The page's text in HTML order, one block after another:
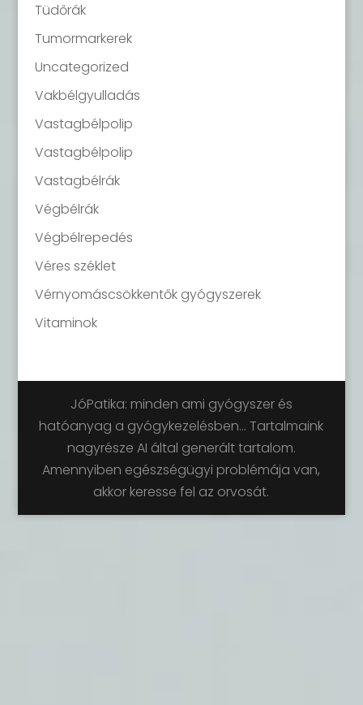
Tüdőrák
Tumormarkerek
Uncategorized
Vakbélgyulladás
Vastagbélpolip
Vastagbélpolip
Vastagbélrák
Végbélrák
Végbélrepedés
Véres széklet
Vérnyomáscsökkentők gyógyszerek
Vitaminok
JóPatika: minden ami gyógyszer és
hatóanyag a gyógykezelésben... Tartalmaink
nagyrésze AI által generált tartalom.
Amennyiben egészségügyi problémája van,
akkor keresse fel az orvosát.